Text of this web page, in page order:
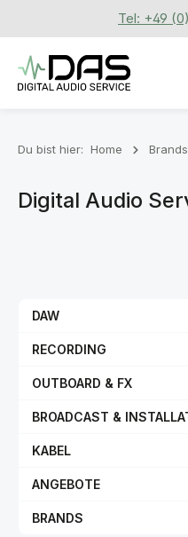
Zum Hauptinhalt springen
Tel: +49
Du bist hier: Home Brands
Digital Audio
DAW
RECORDING
OUTBOARD & FX
BROADCAST &
KABEL
ANGEBOTE
BRANDS